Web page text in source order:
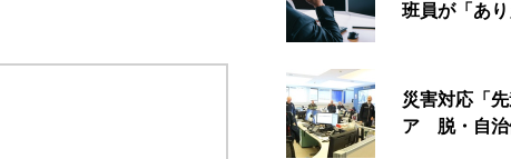
班員が「あ
理由とは 非
災害対応「
ア 脱・自治
所運営、被